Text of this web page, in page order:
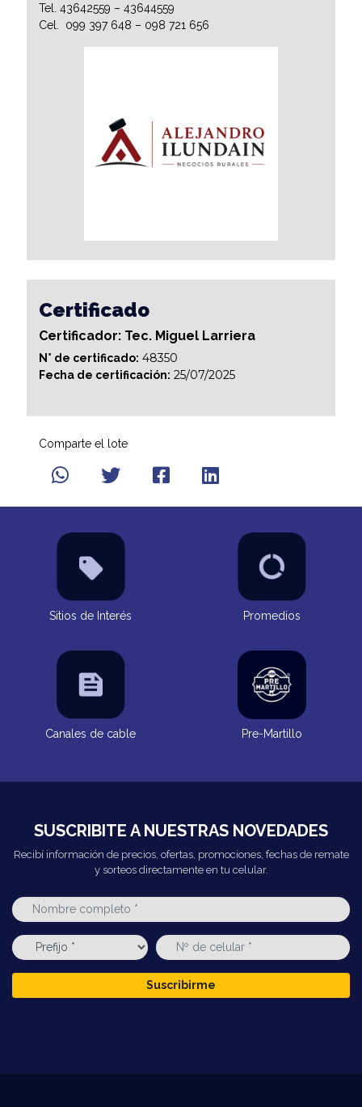
Tel. 43642559 – 43644559
Cel. 099 397 648 – 098 721 656
Certificado
Certificador: Tec. Miguel Larriera
N° de certificado: 48350
Fecha de certificación: 25/07/2025
Comparte el lote
Sitios de Interés Promedios
Canales de cable Pre-Martillo
SUSCRIBITE A NUESTRAS NOVEDADES
Recibí información de precios, ofertas, promociones, fechas de remate
y sorteos directamente en tu celular.
Suscribirme